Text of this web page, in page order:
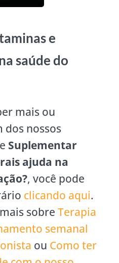
e
saúde do
mais ou
dos nossos
Suplementar
ajuda na
, você pode
clicando aqui.
sobre Terapia
semanal
ou Como ter